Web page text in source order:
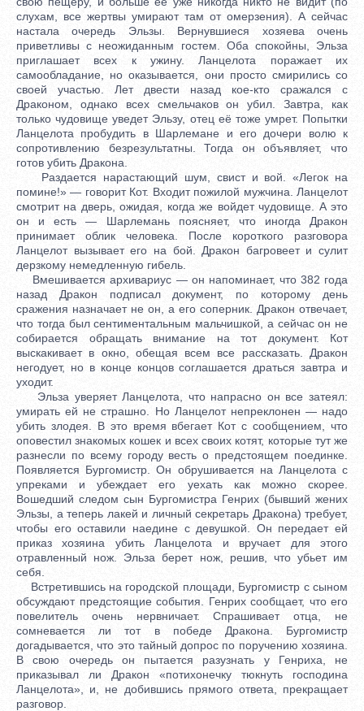
слухам, все жертвы умирают там от омерзения). А сейчас
настала очередь Эльзы. Вернувшиеся хозяева очень
приветливы с неожиданным гостем. Оба спокойны, Эльза
приглашает всех к ужину. Ланцелота поражает их
самообладание, но оказывается, они просто смирились со
своей участью. Лет двести назад кое-кто сражался с
Драконом, однако всех смельчаков он убил. Завтра, как
только чудовище уведет Эльзу, отец её тоже умрет. Попытки
Ланцелота пробудить в Шарлемане и его дочери волю к
сопротивлению безрезультатны. Тогда он объявляет, что
готов убить Дракона.
Раздается нарастающий шум, свист и вой. «Легок на
помине!» — говорит Кот. Входит пожилой мужчина. Ланцелот
смотрит на дверь, ожидая, когда же войдет чудовище. А это
он и есть — Шарлемань поясняет, что иногда Дракон
принимает облик человека. После короткого разговора
Ланцелот вызывает его на бой. Дракон багровеет и сулит
дерзкому немедленную гибель.
Вмешивается архивариус — он напоминает, что 382 года
назад Дракон подписал документ, по которому день
сражения назначает не он, а его соперник. Дракон отвечает,
что тогда был сентиментальным мальчишкой, а сейчас он не
собирается обращать внимание на тот документ. Кот
выскакивает в окно, обещая всем все рассказать. Дракон
негодует, но в конце концов соглашается драться завтра и
уходит.
Эльза уверяет Ланцелота, что напрасно он все затеял:
умирать ей не страшно. Но Ланцелот непреклонен — надо
убить злодея. В это время вбегает Кот с сообщением, что
оповестил знакомых кошек и всех своих котят, которые тут же
разнесли по всему городу весть о предстоящем поединке.
Появляется Бургомистр. Он обрушивается на Ланцелота с
упреками и убеждает его уехать как можно скорее.
Вошедший следом сын Бургомистра Генрих (бывший жених
Эльзы, а теперь лакей и личный секретарь Дракона) требует,
чтобы его оставили наедине с девушкой. Он передает ей
приказ хозяина убить Ланцелота и вручает для этого
отравленный нож. Эльза берет нож, решив, что убьет им
себя.
Встретившись на городской площади, Бургомистр с сыном
обсуждают предстоящие события. Генрих сообщает, что его
повелитель очень нервничает. Спрашивает отца, не
сомневается ли тот в победе Дракона. Бургомистр
догадывается, что это тайный допрос по поручению хозяина.
В свою очередь он пытается разузнать у Генриха, не
приказывал ли Дракон «потихонечку тюкнуть господина
Ланцелота», и, не добившись прямого ответа, прекращает
разговор.